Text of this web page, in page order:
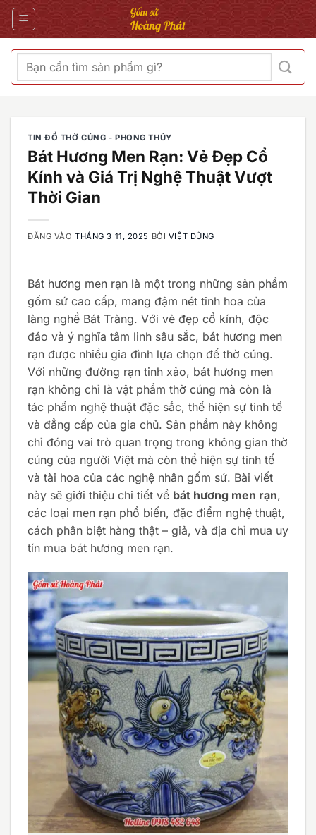
Bỏ
qua
Tìm
kiếm:
TIN ĐỒ THỜ CÚNG - PHONG THỦY
Bát Hương Men Rạn: Vẻ Đẹp Cổ
Kính và Giá Trị Nghệ Thuật Vượt
Thời Gian
ĐĂNG VÀOTHÁNG 3 11, 2025 BỞI VIỆT DŨNG
Bát hương men rạn là một trong những sản phẩm
gốm sứ cao cấp, mang đậm nét tinh hoa của
làng nghề Bát Tràng. Với vẻ đẹp cổ kính, độc
đáo và ý nghĩa tâm linh sâu sắc, bát hương men
rạn được nhiều gia đình lựa chọn để thờ cúng.
Với những đường rạn tinh xảo, bát hương men
rạn không chỉ là vật phẩm thờ cúng mà còn là
tác phẩm nghệ thuật đặc sắc, thể hiện sự tinh tế
và đẳng cấp của gia chủ. Sản phẩm này không
chỉ đóng vai trò quan trọng trong không gian thờ
cúng của người Việt mà còn thể hiện sự tinh tế
và tài hoa của các nghệ nhân gốm sứ. Bài viết
này sẽ giới thiệu chi tiết về bát hương men rạn,
các loại men rạn phổ biến, đặc điểm nghệ thuật,
cách phân biệt hàng thật – giả, và địa chỉ mua uy
tín mua bát hương men rạn.